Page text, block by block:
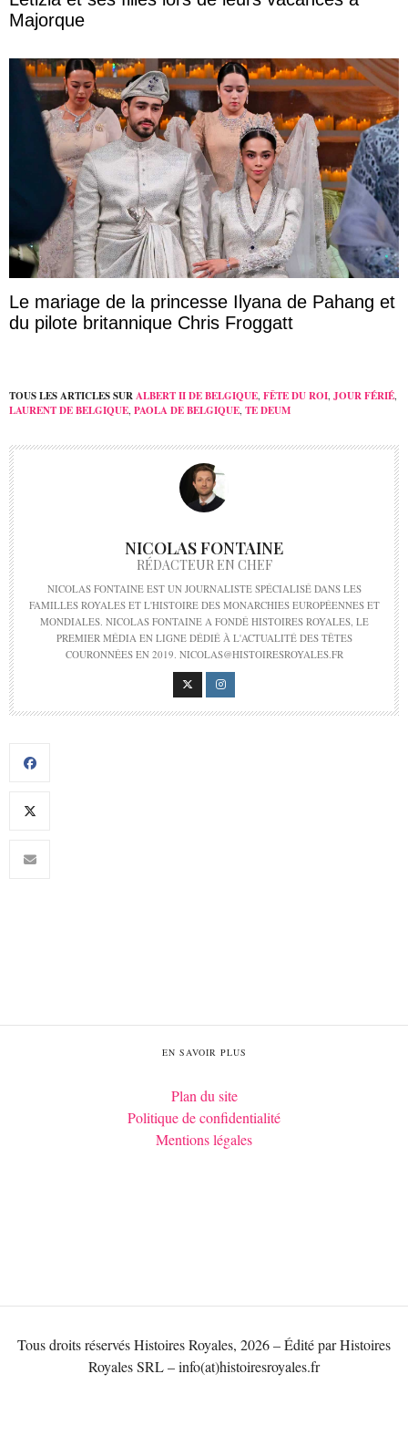
Majorque
Le mariage de la princesse Ilyana de Pahang et
du pilote britannique Chris Froggatt
TOUS LES ARTICLES SURALBERT II DE BELGIQUE, FÊTE DU ROI, JOUR FÉRIÉ,
LAURENT DE BELGIQUE, PAOLA DE BELGIQUE, TE DEUM
NICOLAS FONTAINE
RÉDACTEUR EN CHEF
NICOLAS FONTAINE EST UN JOURNALISTE SPÉCIALISÉ DANS LES
FAMILLES ROYALES ET L'HISTOIRE DES MONARCHIES EUROPÉENNES ET
MONDIALES. NICOLAS FONTAINE A FONDÉ HISTOIRES ROYALES, LE
PREMIER MÉDIA EN LIGNE DÉDIÉ À L'ACTUALITÉ DES TÊTES
COURONNÉES EN 2019. NICOLAS@HISTOIRESROYALES.FR
EN SAVOIR PLUS
Plan du site
Politique de confidentialité
Mentions légales
Tous droits réservés Histoires Royales, 2026 – Édité par Histoires
Royales SRL – info(at)histoiresroyales.fr